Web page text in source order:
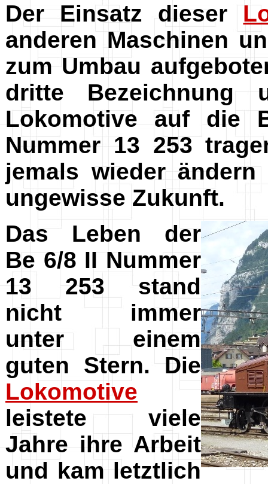
Der Einsatz dieser
anderen Maschinen
zum Umbau
dritte
Lokomotive auf die
Nummer 13 253
jemals wieder
ungewisse Zukunft.
Das Leben der
Be 6/8 II Nummer
13 253 stand
nicht immer
unter einem
guten Stern. Die
Lokomotive
leistete viele
Jahre ihre Arbeit
und kam letztlich